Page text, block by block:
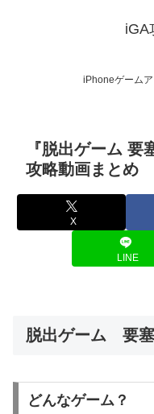
iGA
iPhoneゲーム
『脱出ゲーム
攻略動画まとめ
X
LINE
脱出ゲーム 要
どんなゲーム？